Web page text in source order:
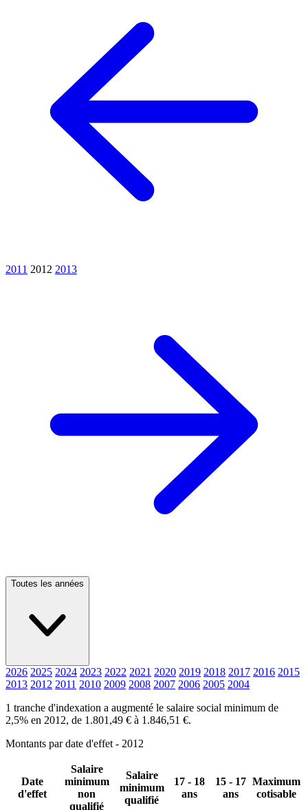
2011 2012 2013
Toutes les années
2026 2025 2024 2023 2022 2021 2020 2019 2018 2017 2016 2015
2013 2012 2011 2010 2009 2008 2007 2006 2005 2004
1 tranche d'indexation a augmenté le salaire social minimum de
2,5% en 2012, de 1.801,49 € à 1.846,51 €.
Montants par date d'effet - 2012
Date
d'effet
Salaire
minimum
non
qualifié
Salaire
minimum
qualifié
17 - 18
ans
15 - 17
ans
Maximum
cotisable